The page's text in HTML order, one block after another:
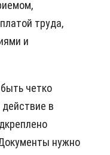
труда,
и
четко
в
нужно